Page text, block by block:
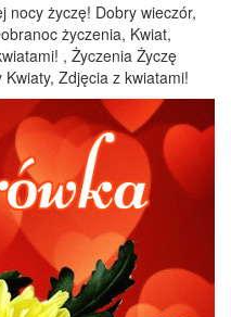
nocy życzę! Dobry wieczór,
życzenia, Kwiat,
, Życzenia Życzę
Zdjęcia z kwiatami!